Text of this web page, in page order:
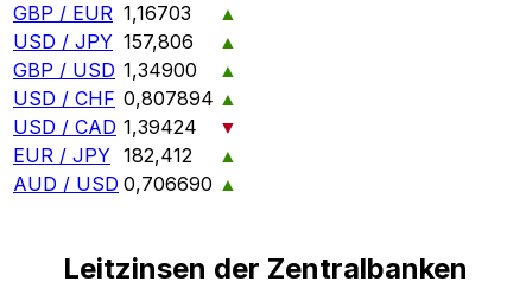
GBP / EUR 1,16703
▲
USD / JPY 157,806
▲
GBP / USD 1,34900
▲
USD / CHF 0,807894 ▲
USD / CAD 1,39424
▼
EUR / JPY 182,412
▲
AUD / USD 0,706690 ▲
Leitzinsen der Zentralbanken